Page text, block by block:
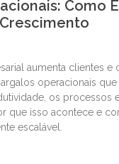
Como
aumenta clientes e
operacionais que
os processos
que isso acontece e
escalável.